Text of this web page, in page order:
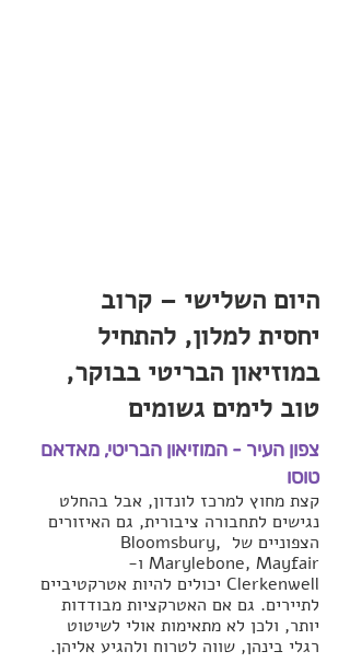
היום השלישי – קרוב
יחסית למלון, להתחיל
במוזיאון הבריטי בבוקר,
טוב לימים גשומים
צפון העיר - המוזיאון הבריטי, מאדאם
טוסו
קצת מחוץ למרכז לונדון, אבל בהחלט
נגישים לתחבורה ציבורית, גם האיזורים
הצפוניים של Bloomsbury,
Marylebone, Mayfair ו-
Clerkenwell יכולים להיות אטרקטיביים
לתיירים. גם אם האטרקציות מבודדות
יותר, ולכן לא מתאימות אולי לשיטוט
רגלי בינהן, שווה לטרוח ולהגיע אליהן.